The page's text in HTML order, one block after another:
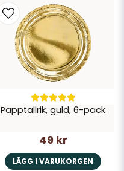
Papptallrik, guld, 6-pack
49 kr
LÄGG I VARUKORGEN